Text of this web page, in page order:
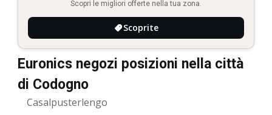
Scopri le migliori offerte nella tua zona.
Scoprite
Euronics negozi posizioni nella città
di Codogno
Casalpusterlengo